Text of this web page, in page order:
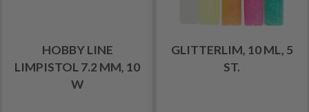
HOBBY LINE
LIMPISTOL 7.2 MM, 10
W
GLITTERLIM, 10 ML, 5
ST.